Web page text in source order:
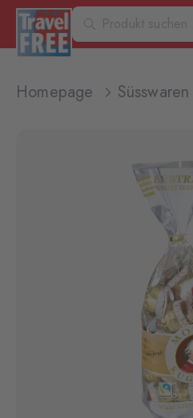
Homepage Süsswaren